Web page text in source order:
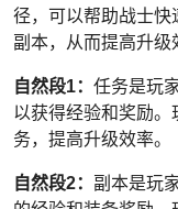
径，可以帮助战士快
副本，从而提高升级
自然段1： 任务是玩
以获得经验和奖励
务，提高升级效率。
自然段2： 副本是玩